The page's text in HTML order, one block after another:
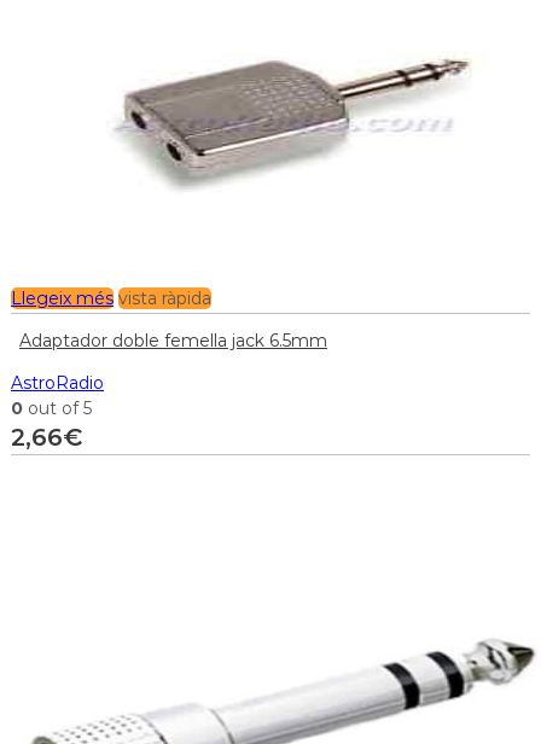
Llegeix més vista ràpida
Adaptador doble femella jack 6.5mm
AstroRadio
0 out of 5
2,66€